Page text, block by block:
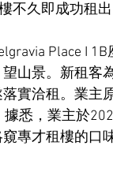
不久即成功租出
Place I
山景。新租客
實洽租。業主
悉，業主於
專才租樓的口味